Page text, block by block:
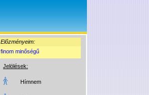
Előzményeim:
finom minőségű
Jelölések:
Hímnem